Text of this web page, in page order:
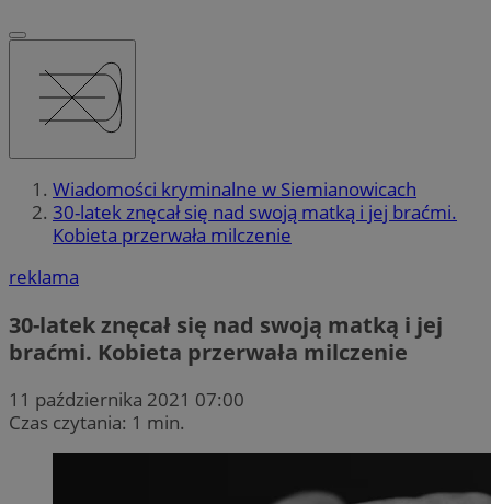
Wiadomości kryminalne w Siemianowicach
30-latek znęcał się nad swoją matką i jej braćmi.
Kobieta przerwała milczenie
reklama
30-latek znęcał się nad swoją matką i jej
braćmi. Kobieta przerwała milczenie
11 października 2021 07:00
Czas czytania: 1 min.